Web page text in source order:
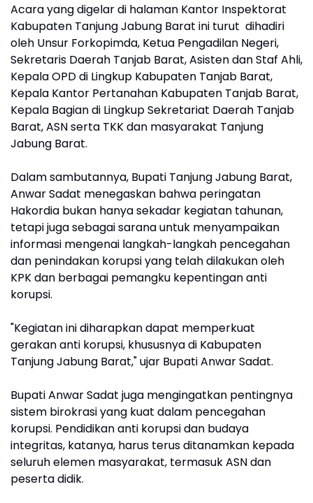
Acara yang digelar di halaman Kantor Inspektorat
Kabupaten Tanjung Jabung Barat ini turut dihadiri
oleh Unsur Forkopimda, Ketua Pengadilan Negeri,
Sekretaris Daerah Tanjab Barat, Asisten dan Staf Ahli,
Kepala OPD di Lingkup Kabupaten Tanjab Barat,
Kepala Kantor Pertanahan Kabupaten Tanjab Barat,
Kepala Bagian di Lingkup Sekretariat Daerah Tanjab
Barat, ASN serta TKK dan masyarakat Tanjung
Jabung Barat.
Dalam sambutannya, Bupati Tanjung Jabung Barat,
Anwar Sadat menegaskan bahwa peringatan
Hakordia bukan hanya sekadar kegiatan tahunan,
tetapi juga sebagai sarana untuk menyampaikan
informasi mengenai langkah-langkah pencegahan
dan penindakan korupsi yang telah dilakukan oleh
KPK dan berbagai pemangku kepentingan anti
korupsi.
"Kegiatan ini diharapkan dapat memperkuat
gerakan anti korupsi, khususnya di Kabupaten
Tanjung Jabung Barat," ujar Bupati Anwar Sadat.
Bupati Anwar Sadat juga mengingatkan pentingnya
sistem birokrasi yang kuat dalam pencegahan
korupsi. Pendidikan anti korupsi dan budaya
integritas, katanya, harus terus ditanamkan kepada
seluruh elemen masyarakat, termasuk ASN dan
peserta didik.